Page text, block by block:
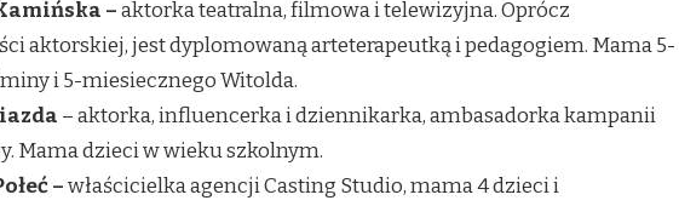
–aktorka teatralna, filmowa i telewizyjna. Oprócz
aktorskiej, jest dyplomowaną arteterapeutką i pedagogiem. Mama 5-
i 5-miesiecznego Witolda.
– aktorka, influencerka i dziennikarka, ambasadorka kampanii
Mama dzieci w wieku szkolnym.
–właścicielka agencji Casting Studio, mama 4 dzieci i